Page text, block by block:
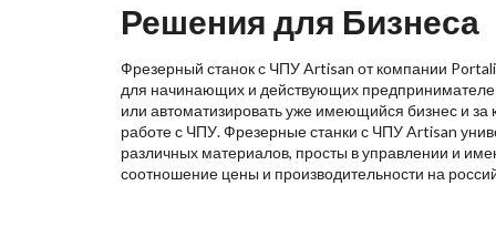
Решения для Бизнеса
Фрезерный станок с ЧПУ Artisan от компании
для начинающих и действующих
или автоматизировать уже имеющийся бизнес и за
работе с ЧПУ. Фрезерные станки с ЧПУ Artisan
различных материалов, просты в управлении и
соотношение цены и производительности на